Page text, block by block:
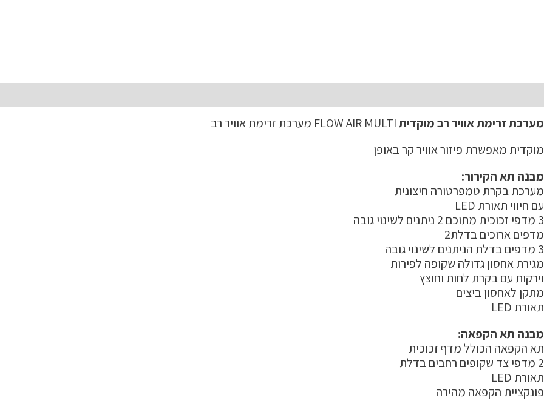
מערכת זרימת אוויר רב מוקדית
מוקדית מאפשרת פיזור אוויר קר באופן
מבנה תא הקירור:
מערכת בקרת טמפרטורה חיצונית
עם חיווי תאורת LED
3 מדפי זכוכית מתוכם 2 ניתנים לשינוי גובה
מדפים ארוכים בדלת2
3 מדפים בדלת הניתנים לשינוי גובה
מגירת אחסון גדולה שקופה לפירות
וירקות עם בקרת לחות וחוצץ
מתקן לאחסון ביצים
תאורת LED
מבנה תא הקפאה:
תא הקפאה הכולל מדף זכוכית
2 מדפי צד שקופים רחבים בדלת
תאורת LED
פונקציית הקפאה מהירה